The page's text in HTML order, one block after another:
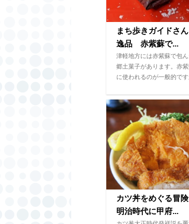
まち歩きガイドさ
逸品 赤紫蘇で...
津軽地方には赤紫蘇で包
郷土菓子があります。赤
に使われるのが一般的で
カツ丼をめぐる冒
明治時代に甲府...